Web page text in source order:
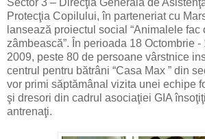
Protecţia Copilului, în parteneriat cu
lansează proiectul social “Animalele fac
zâmbească”. În perioada 18 Octombrie
2009, peste 80 de persoane vârstnice
centrul pentru bătrâni “Casa Max ” din
vor primi săptămânal vizita unei echipe
şi dresori din cadrul asociaţiei GIA
antrenaţi.